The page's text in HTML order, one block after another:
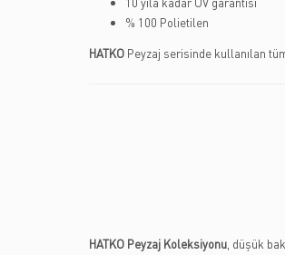
% 100 Polietilen
HATKOPeyzaj serisinde kullanılan
HATKO Peyzaj Koleksiyonu, düşük